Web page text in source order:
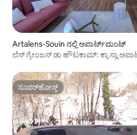
Artalens-Souin ನಲ್ಲಿ ಅಪಾರ್ಟ್‌ಮಂಟ್
ಲೆಸ್ ಗ್ರೇಂಜಸ್ ಡು ಹೌಟಕಾಮ್: ಕ್ಯಾಸ್ಥಾ
ಸೂಪರ್‌ಹೋಸ್ಟ್
ಸೂಪರ್‌ಹೋಸ್ಟ್